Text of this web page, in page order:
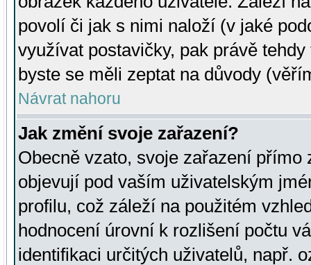
povolí či jak s nimi naloží (v jaké
využívat postavičky, pak právě
byste se měli zeptat na důvody
Návrat nahoru
Jak změní svoje zařazení?
Obecně vzato, svoje zařazení přímo
objevují pod vaším uživatelským
profilu, což záleží na použitém
hodnocení úrovní k rozlišení počtu
identifikaci určitých uživatelů, např.